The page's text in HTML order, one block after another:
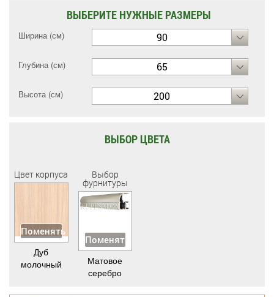
ВЫБЕРИТЕ НУЖНЫЕ РАЗМЕРЫ
Ширина (см) 90
Глубина (см) 65
Высота (см) 200
ВЫБОР ЦВЕТА
Цвет корпуса
Поменять
Дуб
молочный
Выбор
фурнитуры
Поменять
Матовое
серебро